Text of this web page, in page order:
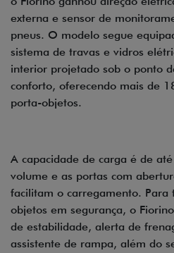
externa e sensor de
pneus. O modelo segue
sistema de travas e vidros
interior projetado sob o ponto
conforto, oferecendo mais de
porta-objetos.
A capacidade de carga é de
volume e as portas com
facilitam o carregamento. Para
objetos em segurança, o
de estabilidade, alerta de
assistente de rampa, além do